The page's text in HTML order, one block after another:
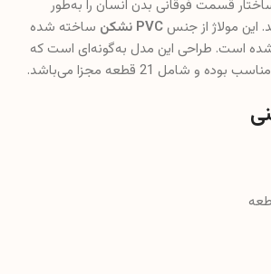
قسمت فوقانی بدن انسان را به‌طور
مولاژ از جنسPVC نشکن
ساخته شده
است. طراحی این مدل به‌گونه‌ای است که
شامل 21 قطعه مجزا می‌باشد.